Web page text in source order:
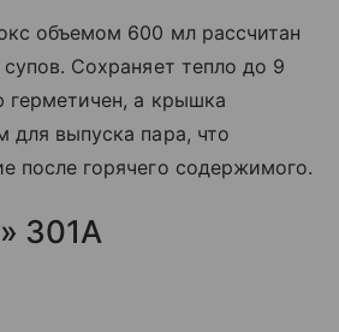
объемом 600 мл рассчитан
Сохраняет тепло до 9
герметичен, а крышка
для выпуска пара, что
после горячего содержимого.
301А